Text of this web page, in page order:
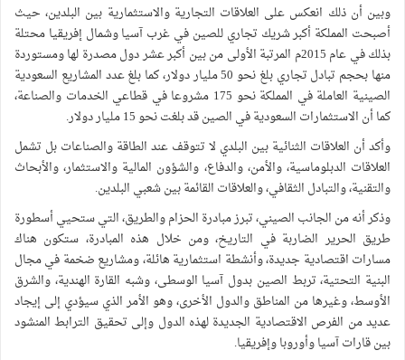
وبين أن ذلك انعكس على العلاقات التجارية والاستثمارية بين البلدين، حيث
أصبحت المملكة أكبر شريك تجاري للصين في غرب آسيا وشمال إفريقيا محتلة
بذلك في عام 2015م المرتبة الأولى من بين أكبر عشر دول مصدرة لها ومستوردة
منها بحجم تبادل تجاري بلغ نحو 50 مليار دولار، كما بلغ عدد المشاريع السعودية
الصينية العاملة في المملكة نحو 175 مشروعا في قطاعي الخدمات والصناعة،
كما أن الاستثمارات السعودية في الصين قد بلغت نحو 15 مليار دولار.
وأكد أن العلاقات الثنائية بين البلدي لا تتوقف عند الطاقة والصناعات بل تشمل
العلاقات الدبلوماسية، والأمن، والدفاع، والشؤون المالية والاستثمار، والأبحاث
والتقنية، والتبادل الثقافي، والعلاقات القائمة بين شعبي البلدين.
وذكر أنه من الجانب الصيني، تبرز مبادرة الحزام والطريق، التي ستحيي أسطورة
طريق الحرير الضاربة في التاريخ، ومن خلال هذه المبادرة، ستكون هناك
مسارات اقتصادية جديدة، وأنشطة استثمارية هائلة، ومشاريع ضخمة في مجال
البنية التحتية، تربط الصين بدول آسيا الوسطى، وشبه القارة الهندية، والشرق
الأوسط، وغيرها من المناطق والدول الأخرى، وهو الأمر الذي سيؤدي إلى إيجاد
عديد من الفرص الاقتصادية الجديدة لهذه الدول وإلى تحقيق الترابط المنشود
بين قارات آسيا وأوروبا وإفريقيا.